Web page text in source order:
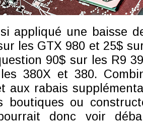
appliqué une baisse
les GTX 980 et 25$
90$ sur les R9
380X et 380.
aux rabais
boutiques ou
donc voir